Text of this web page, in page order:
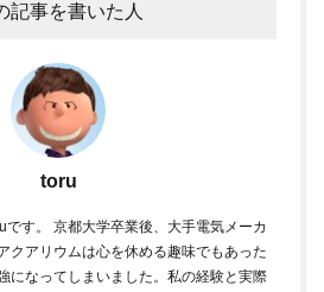
記事を書いた人
toru
です。 京都大学卒業後、大手電気メーカ
クアリウムは心を休める趣味でもあった
になってしまいました。私の経験と実際